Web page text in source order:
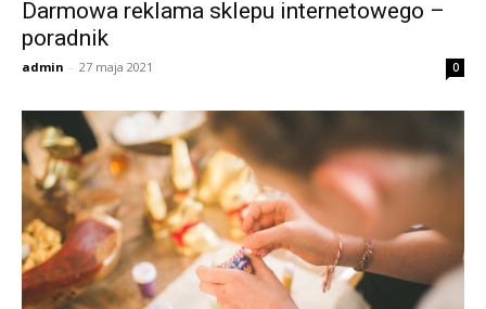
Darmowa reklama sklepu internetowego –
poradnik
admin - 27 maja 2021 0